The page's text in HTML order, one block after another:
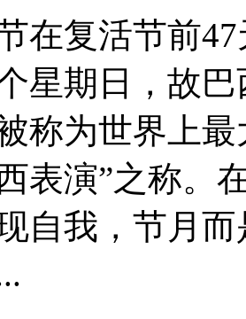
在复活节前
星期日，故
称为世界上
表演”之称。
自我，节月